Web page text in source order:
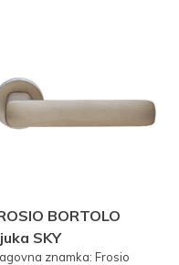
BORTOLO
SKY
znamka: Frosio